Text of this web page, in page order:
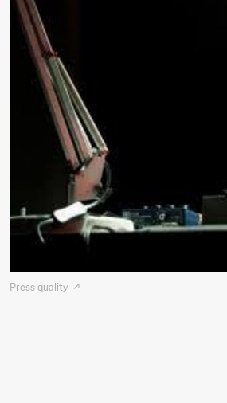
Saturday, 19 September
18:00 Pinquins
& Kjersti
Alm
Eriksen
Hi sida
Press quality